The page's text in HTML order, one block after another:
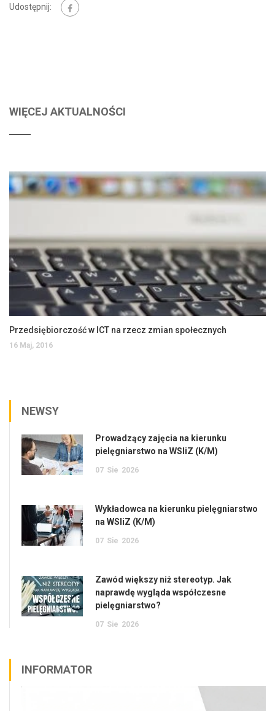
Udostępnij:
WIĘCEJ AKTUALNOŚCI
Przedsiębiorczość w ICT na rzecz zmian społecznych
16 Maj, 2016
NEWSY
Prowadzący zajęcia na kierunku
pielęgniarstwo na WSIiZ (K/M)
07 Sie 2026
Wykładowca na kierunku pielęgniarstwo
na WSIiZ (K/M)
07 Sie 2026
Zawód większy niż stereotyp. Jak
naprawdę wygląda współczesne
pielęgniarstwo?
07 Sie 2026
INFORMATOR